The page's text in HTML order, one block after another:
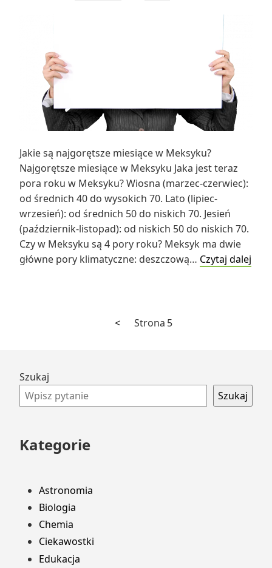
Jakie są najgorętsze miesiące w Meksyku?
Najgorętsze miesiące w Meksyku Jaka jest teraz
pora roku w Meksyku? Wiosna (marzec-czerwiec):
od średnich 40 do wysokich 70. Lato (lipiec-
wrzesień): od średnich 50 do niskich 70. Jesień
(październik-listopad): od niskich 50 do niskich 70.
Czy w Meksyku są 4 pory roku? Meksyk ma dwie
główne pory klimatyczne: deszczową… Czytaj dalej
StronicowaniePoprzednia
< Strona 5
Przejdź
do
stopki
Szukaj
Szukaj
Kategorie
Astronomia
Biologia
Chemia
Ciekawostki
Edukacja